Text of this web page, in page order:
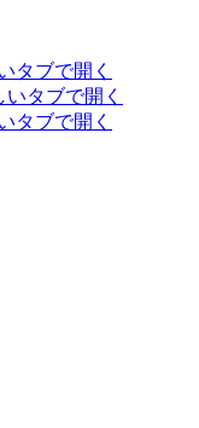
タブで開く
いタブで開く
タブで開く